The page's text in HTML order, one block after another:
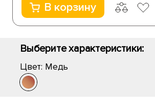
В корзину
Выберите характеристики:
Цвет: Медь